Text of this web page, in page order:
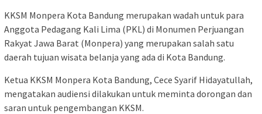
KKSM Monpera Kota Bandung merupakan wadah untuk para
Anggota Pedagang Kali Lima (PKL) di Monumen Perjuangan
Rakyat Jawa Barat (Monpera) yang merupakan salah satu
daerah tujuan wisata belanja yang ada di Kota Bandung.
Ketua KKSM Monpera Kota Bandung, Cece Syarif Hidayatullah,
mengatakan audiensi dilakukan untuk meminta dorongan dan
saran untuk pengembangan KKSM.